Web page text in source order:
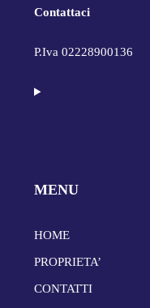
Contattaci
P.Iva 02228900136
MENU
HOME
PROPRIETA’
CONTATTI